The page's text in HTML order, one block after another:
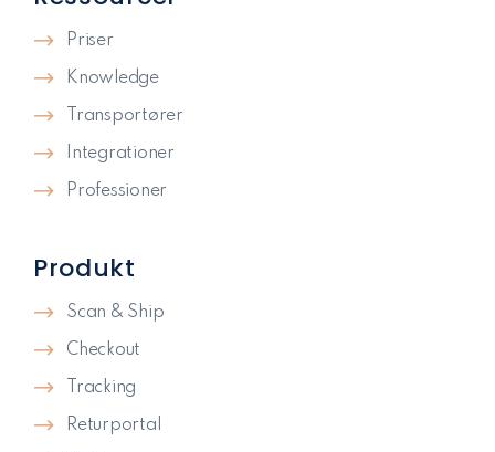
Produkt
Scan & Ship
Checkout
Tracking
Returportal
Priser
Knowledge
Transportører
Integrationer
Professioner